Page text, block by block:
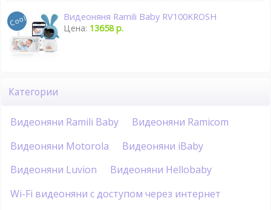
Видеоняня Ramili Baby RV100KROSH
Цена: 13658 р.
Категории
Видеоняни Ramili Baby
Видеоняни Ramicom
Видеоняни Motorola
Видеоняни iBaby
Видеоняни Luvion
Видеоняни Hellobaby
Wi-Fi видеоняни с доступом через интернет